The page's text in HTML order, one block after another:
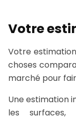
Votre
Votre
choses
marché pour
Une estimation
les surfaces,